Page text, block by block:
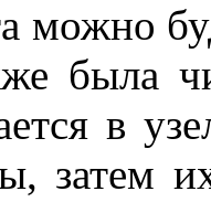
можно
была
в
затем